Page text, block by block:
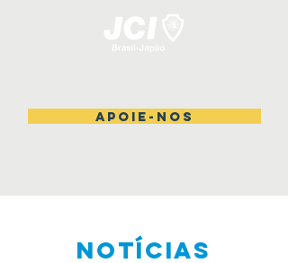
Apoie-nos
NOTÍCIAS